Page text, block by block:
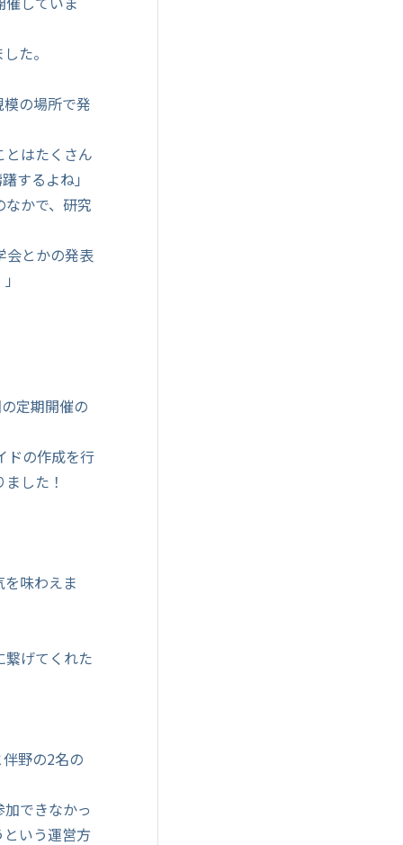
た。
の場所で発
とはたくさん
するよね」
かで、研究
会とかの発表
定期開催の
ドの作成を行
した！
味わえま
繋げてくれた
野の2名の
できなかっ
いう運営方